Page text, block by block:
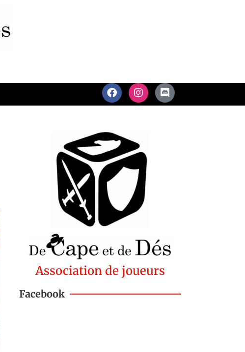
Association de joueurs
Facebook